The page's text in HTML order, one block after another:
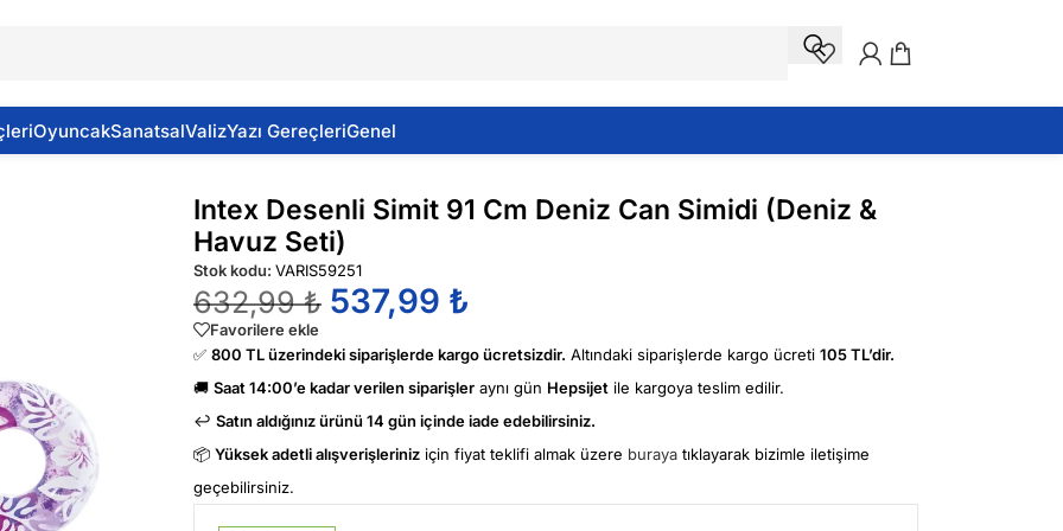
OyuncakSanatsalValizYazı GereçleriGenel
(Deniz & Havuz Seti)
Intex Desenli Simit 91 Cm Deniz Can Simidi (Deniz &
Havuz Seti)
Stok kodu: VARIS59251
632,99₺ 537,99 ₺
Favorilere ekle
✅ 800 TL üzerindeki siparişlerde kargo ücretsizdir. Altındaki siparişlerde kargo ücreti 105 TL’dir.
🚚 Saat 14:00’e kadar verilen siparişler aynı gün Hepsijet ile kargoya teslim edilir.
↩️ Satın aldığınız ürünü 14 gün içinde iade edebilirsiniz.
📦 Yüksek adetli alışverişleriniz için fiyat teklifi almak üzere buraya tıklayarak bizimle iletişime
geçebilirsiniz.